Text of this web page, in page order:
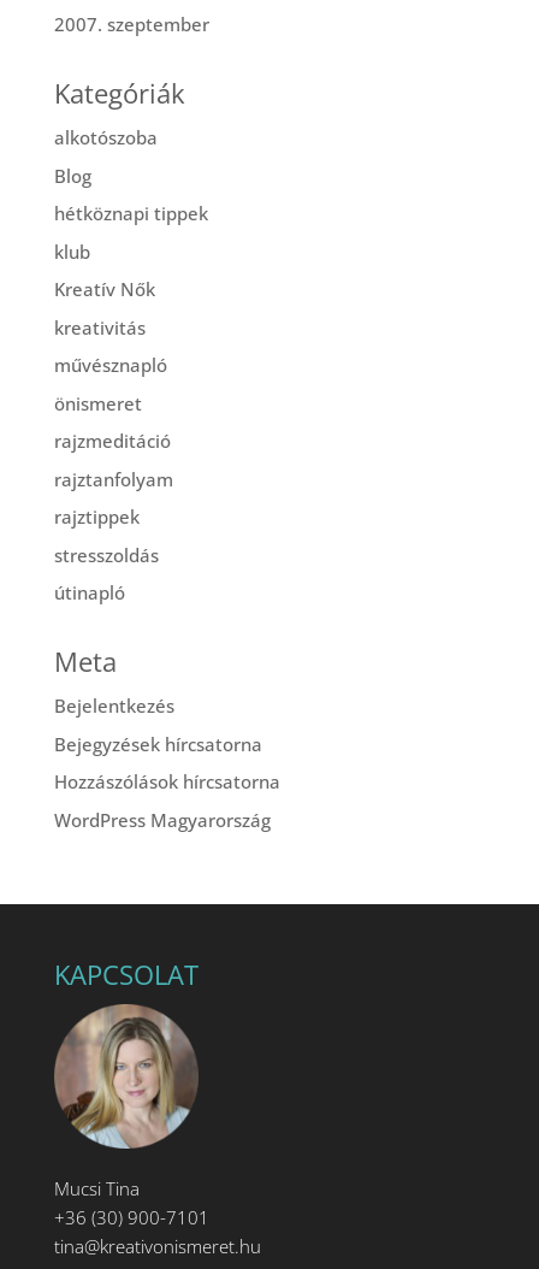
2007. szeptember
Kategóriák
alkotószoba
Blog
hétköznapi tippek
klub
Kreatív Nők
kreativitás
művésznapló
önismeret
rajzmeditáció
rajztanfolyam
rajztippek
stresszoldás
útinapló
Meta
Bejelentkezés
Bejegyzések hírcsatorna
Hozzászólások hírcsatorna
WordPress Magyarország
KAPCSOLAT
Mucsi Tina
+36 (30) 900-7101
tina@kreativonismeret.hu